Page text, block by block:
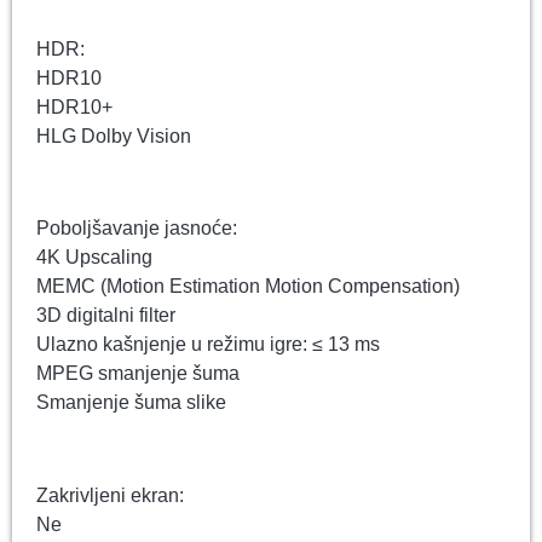
HDR:
HDR10
HDR10+
HLG Dolby Vision
Poboljšavanje jasnoće:
4K Upscaling
MEMC (Motion Estimation Motion Compensation)
3D digitalni filter
Ulazno kašnjenje u režimu igre: ≤ 13 ms
MPEG smanjenje šuma
Smanjenje šuma slike
Zakrivljeni ekran:
Ne